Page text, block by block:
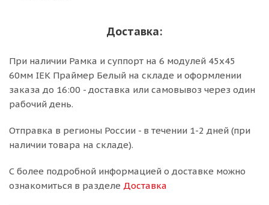
Доставка:
При наличии Рамка и суппорт на 6 модулей 45х45
60мм IEK Праймер Белый на складе и оформлении
заказа до 16:00 - доставка или самовывоз через один
рабочий день.
Отправка в регионы России - в течении 1-2 дней (при
наличии товара на складе).
С более подробной информацией о доставке можно
ознакомиться в разделе Доставка